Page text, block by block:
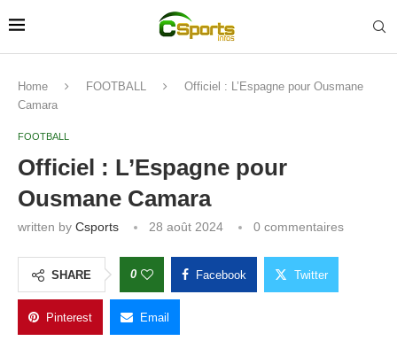
Home FOOTBALL
Officiel : L’Espagne pour Ousmane
Camara
FOOTBALL
Officiel : L’Espagne pour
Ousmane Camara
written by Csports 28 août 2024 0 commentaires
SHARE 0 Facebook Twitter
Pinterest Email